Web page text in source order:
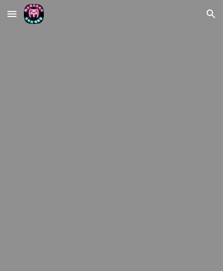
Skip to main content Skip to navigation